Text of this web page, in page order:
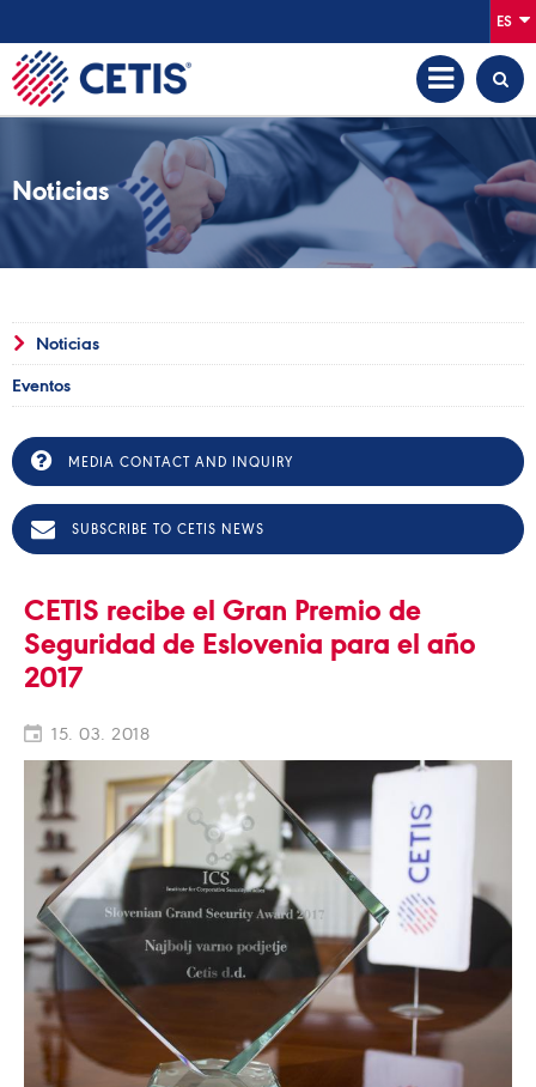
ES
Noticias
Noticias
Eventos
MEDIA CONTACT AND INQUIRY
SUBSCRIBE TO CETIS NEWS
CETIS recibe el Gran Premio de
Seguridad de Eslovenia para el año
2017
15. 03. 2018